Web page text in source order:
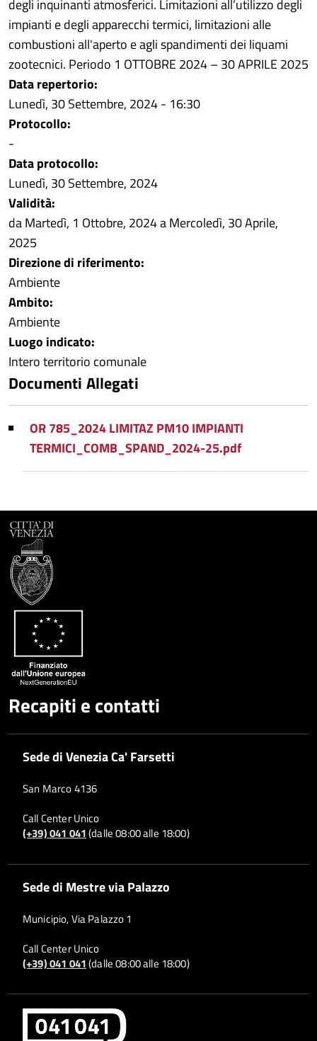
degli inquinanti atmosferici. Limitazioni all’utilizzo degli
impianti e degli apparecchi termici, limitazioni alle
combustioni all'aperto e agli spandimenti dei liquami
zootecnici. Periodo 1 OTTOBRE 2024 – 30 APRILE 2025
Data repertorio:
Lunedì, 30 Settembre, 2024 - 16:30
Protocollo:
-
Data protocollo:
Lunedì, 30 Settembre, 2024
Validità:
daMartedì, 1 Ottobre, 2024aMercoledì, 30 Aprile,
2025
Direzione di riferimento:
Ambiente
Ambito:
Ambiente
Luogo indicato:
Intero territorio comunale
Documenti Allegati
OR 785_2024 LIMITAZ PM10 IMPIANTI
TERMICI_COMB_SPAND_2024-25.pdf
Recapiti e contatti
Sede di Venezia Ca' Farsetti
San Marco 4136
Call Center Unico
(+39) 041 041(dalle 08:00 alle 18:00)
Sede di Mestre via Palazzo
Municipio, Via Palazzo 1
Call Center Unico
(+39) 041 041(dalle 08:00 alle 18:00)